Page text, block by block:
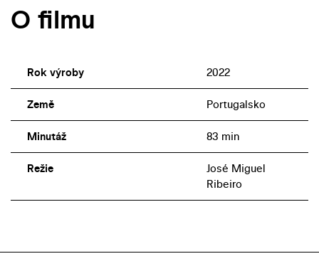
O filmu
Rok výroby 2022
Země Portugalsko
Minutáž 83 min
Režie
José Miguel
Ribeiro